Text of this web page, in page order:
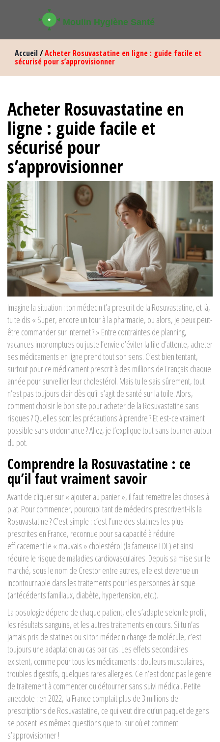
Accueil/Acheter Rosuvastatine en ligne : guide facile et
sécurisé pour s’approvisionner
Acheter Rosuvastatine en
ligne : guide facile et
sécurisé pour
s’approvisionner
Imagine la situation : ton médecin t’a prescrit de la Rosuvastatine, et là,
tu te dis « Super, encore un tour à la pharmacie, ou alors, je peux peut-
être commander sur internet ? » Entre contraintes de planning,
vacances impromptues ou juste l’envie d’éviter la file d’attente, acheter
ses médicaments en ligne prend tout son sens. C’est bien tentant,
surtout pour ce médicament prescrit à des millions de Français chaque
année pour surveiller leur cholestérol. Mais tu le sais sûrement, tout
n’est pas toujours clair dès qu’il s’agit de santé sur la toile. Alors,
comment choisir le bon site pour acheter de la Rosuvastatine sans
risques ? Quelles sont les précautions à prendre ? Et est-ce vraiment
possible sans ordonnance ? Allez, je t’explique tout sans tourner autour
du pot.
Comprendre la Rosuvastatine : ce
qu’il faut vraiment savoir
Avant de cliquer sur « ajouter au panier », il faut remettre les choses à
plat. Pour commencer, pourquoi tant de médecins prescrivent-ils la
Rosuvastatine ? C’est simple : c’est l’une des statines les plus
prescrites en France, reconnue pour sa capacité à réduire
efficacement le « mauvais » cholestérol (la fameuse LDL) et ainsi
réduire le risque de maladies cardiovasculaires. Depuis sa mise sur le
marché, sous le nom de Crestor entre autres, elle est devenue un
incontournable dans les traitements pour les personnes à risque
(antécédents familiaux, diabète, hypertension, etc.).
La posologie dépend de chaque patient, elle s’adapte selon le profil,
les résultats sanguins, et les autres traitements en cours. Si tu n’as
jamais pris de statines ou si ton médecin change de molécule, c’est
toujours une adaptation au cas par cas. Les effets secondaires
existent, comme pour tous les médicaments : douleurs musculaires,
troubles digestifs, quelques rares allergies. Ce n’est donc pas le genre
de traitement à commencer ou détourner sans suivi médical. Petite
anecdote : en 2022, la France comptait plus de 3 millions de
prescriptions de Rosuvastatine, ce qui veut dire qu’un paquet de gens
se posent les mêmes questions que toi sur où et comment
s’approvisionner !